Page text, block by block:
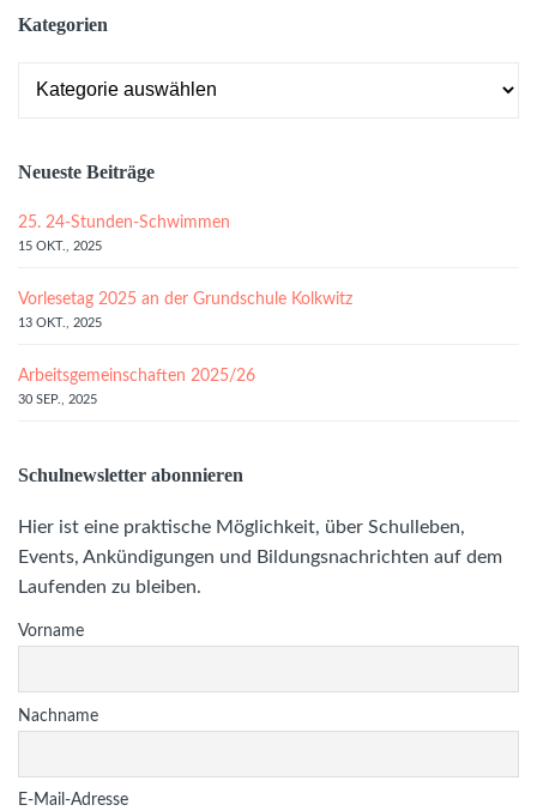
Kategorien
Neueste Beiträge
25. 24-Stunden-Schwimmen
15 OKT., 2025
Vorlesetag 2025 an der Grundschule Kolkwitz
13 OKT., 2025
Arbeitsgemeinschaften 2025/26
30 SEP., 2025
Schulnewsletter abonnieren
Hier ist eine praktische Möglichkeit, über Schulleben,
Events, Ankündigungen und Bildungsnachrichten auf dem
Laufenden zu bleiben.
Vorname
Nachname
E-Mail-Adresse